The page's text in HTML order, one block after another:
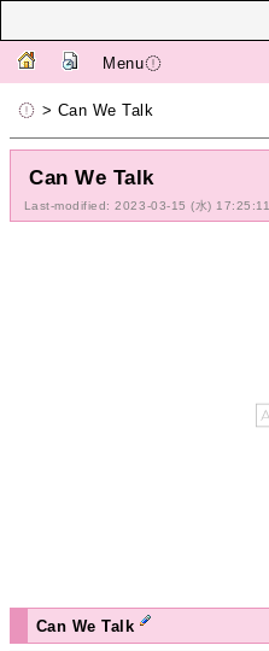
Menu
> Can We Talk
Can We Talk
Last-modified: 2023-03-15 (水) 17:25:11
Can We Talk